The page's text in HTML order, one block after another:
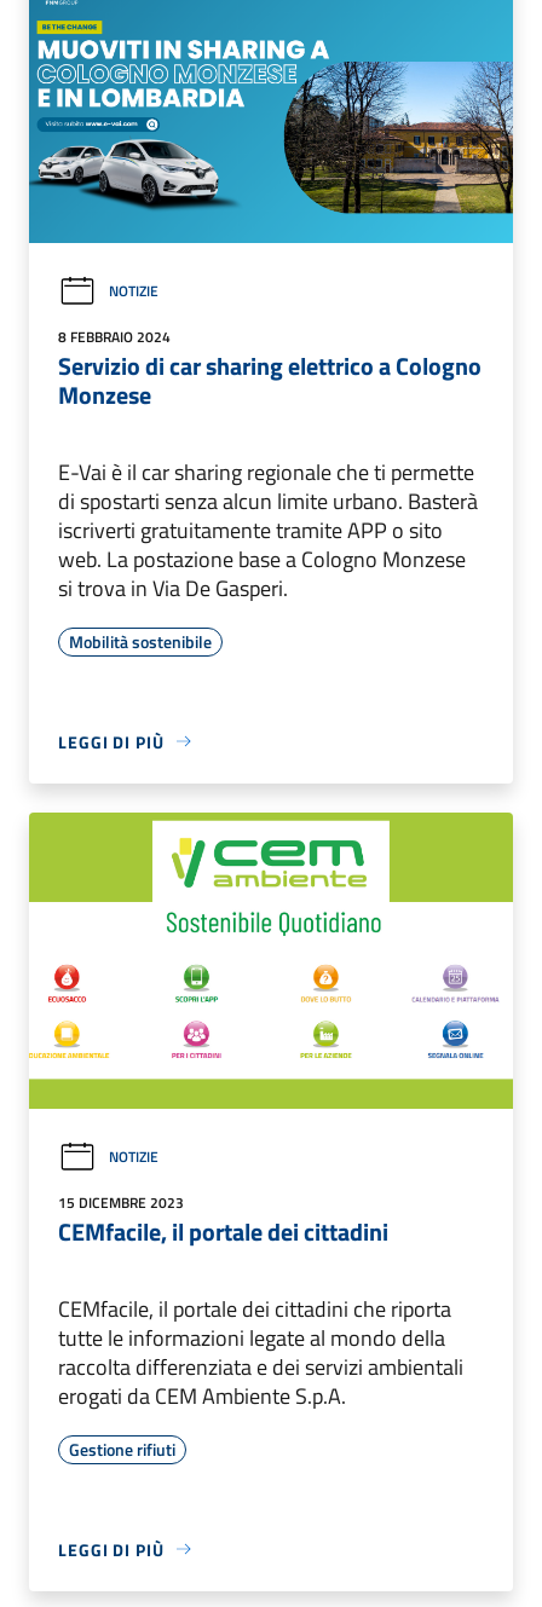
NOTIZIE
8 FEBBRAIO 2024
Servizio di car sharing elettrico a Cologno
Monzese
E-Vai è il car sharing regionale che ti permette
di spostarti senza alcun limite urbano. Basterà
iscriverti gratuitamente tramite APP o sito
web. La postazione base a Cologno Monzese
si trova in Via De Gasperi.
Mobilità sostenibile
LEGGI DI PIÙ
NOTIZIE
15 DICEMBRE 2023
CEMfacile, il portale dei cittadini
CEMfacile, il portale dei cittadini che riporta
tutte le informazioni legate al mondo della
raccolta differenziata e dei servizi ambientali
erogati da CEM Ambiente S.p.A.
Gestione rifiuti
LEGGI DI PIÙ